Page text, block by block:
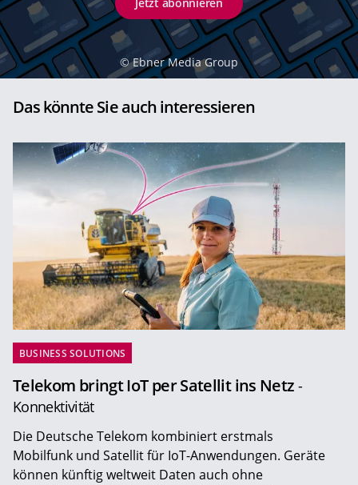
© Ebner Media Group
Das könnte Sie auch interessieren
BUSINESS SOLUTIONS
Telekom bringt IoT per Satellit ins Netz -
Konnektivität
Die Deutsche Telekom kombiniert erstmals
Mobilfunk und Satellit für IoT-Anwendungen. Geräte
können künftig weltweit Daten auch ohne